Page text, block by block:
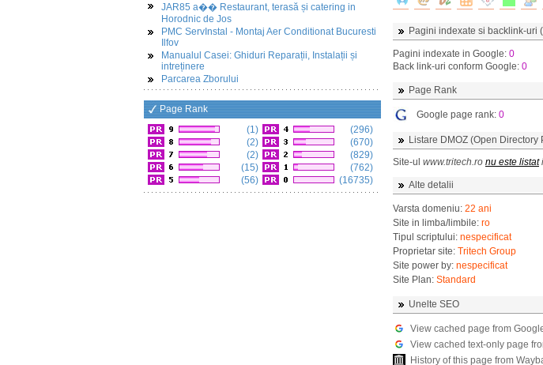
JAR85 a�� Restaurant, terasă și catering in
Horodnic de Jos
PMC ServInstal - Montaj Aer Conditionat Bucuresti
Ilfov
Manualul Casei: Ghiduri Reparații, Instalații și
intreținere
Parcarea Zborului
Page Rank
(1)
(2)
(2)
(15)
(56)
(296)
(670)
(829)
(762)
(16735)
Pagini indexate si backlink-uri
Pagini indexate in Google: 0
Back link-uri conform Google: 0
Page Rank
Google page rank: 0
Listare DMOZ (Open Directory
Site-ul www.tritech.ro nu este listat
Alte detalii
Varsta domeniu: 22 ani
Site in limba/limbile: ro
Tipul scriptului: nespecificat
Proprietar site: Tritech Group
Site power by: nespecificat
Site Plan: Standard
Unelte SEO
View cached page from
View cached text-only page
History of this page from